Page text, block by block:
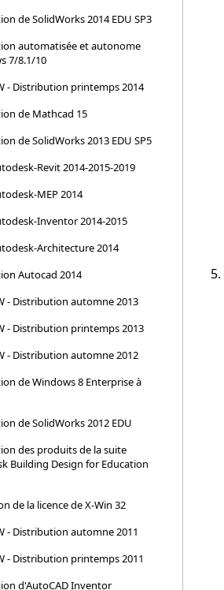
de SolidWorks 2014 EDU SP3
automatisée et autonome
7/8.1/10
- Distribution printemps 2014
de Mathcad 15
de SolidWorks 2013 EDU SP5
Revit 2014-2015-2019
MEP 2014
Inventor 2014-2015
Architecture 2014
Autocad 2014
- Distribution automne 2013
- Distribution printemps 2013
- Distribution automne 2012
de Windows 8 Enterprise à
de SolidWorks 2012 EDU
des produits de la suite
Building Design for Education
de la licence de X-Win 32
- Distribution automne 2011
- Distribution printemps 2011
d'AutoCAD Inventor